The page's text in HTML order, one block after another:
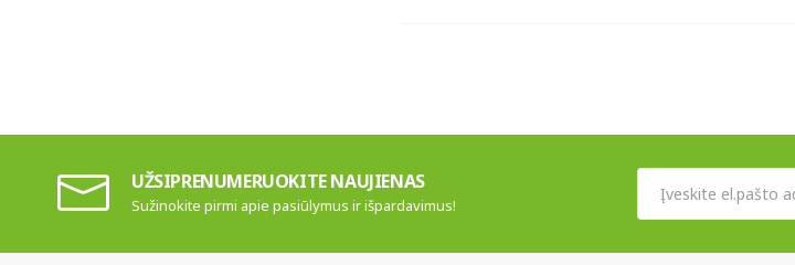
UŽSIPRENUMERUOKITE NAUJIENAS
Sužinokite pirmi apie pasiūlymus ir išpardavimus!